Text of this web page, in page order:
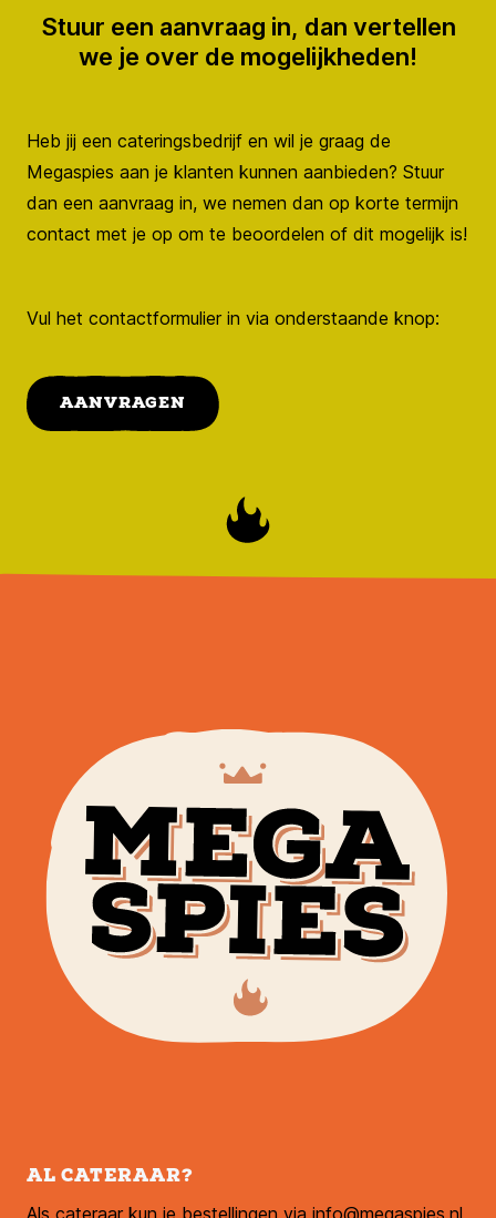
Stuur een aanvraag in, dan vertellen
we je over de mogelijkheden!
Heb jij een cateringsbedrijf en wil je graag de
Megaspies aan je klanten kunnen aanbieden? Stuur
dan een aanvraag in, we nemen dan op korte termijn
contact met je op om te beoordelen of dit mogelijk is!
Vul het contactformulier in via onderstaande knop:
AANVRAGEN
AL CATERAAR?
Als cateraar kun je bestellingen via info@megaspies.nl